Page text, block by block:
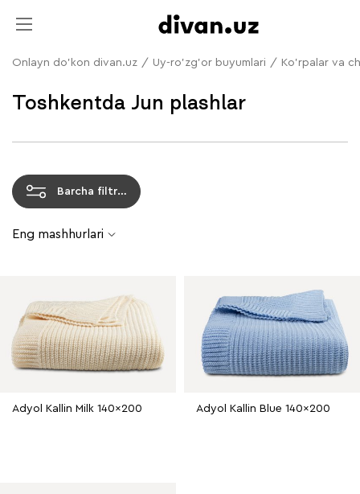
Onlayn do'kon divan.uz / Uy-ro'zg'or buyumlari / Ko'rpalar va
Toshkentda Jun plashlar
Barcha filtrlar
Eng mashhurlari
Adyol Kallin Milk 140x200 Adyol Kallin Blue 140x200